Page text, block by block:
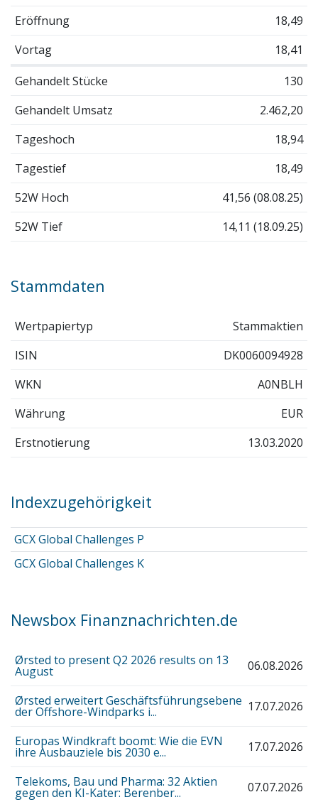
Eröffnung
18,49
Vortag
18,41
Gehandelt Stücke
130
Gehandelt Umsatz
2.462,20
Tageshoch
18,94
Tagestief
18,49
52W Hoch
41,56 (08.08.25)
52W Tief
14,11 (18.09.25)
Stammdaten
Wertpapiertyp
Stammaktien
ISIN
DK0060094928
WKN
A0NBLH
Währung
EUR
Erstnotierung
13.03.2020
Indexzugehörigkeit
GCX Global Challenges P
GCX Global Challenges K
Newsbox Finanznachrichten.de
Ørsted to present Q2 2026 results on 13
August 06.08.2026
Ørsted erweitert Geschäftsführungsebene
der Offshore-Windparks i... 17.07.2026
Europas Windkraft boomt: Wie die EVN
ihre Ausbauziele bis 2030 e... 17.07.2026
Telekoms, Bau und Pharma: 32 Aktien
gegen den KI-Kater: Berenber... 07.07.2026